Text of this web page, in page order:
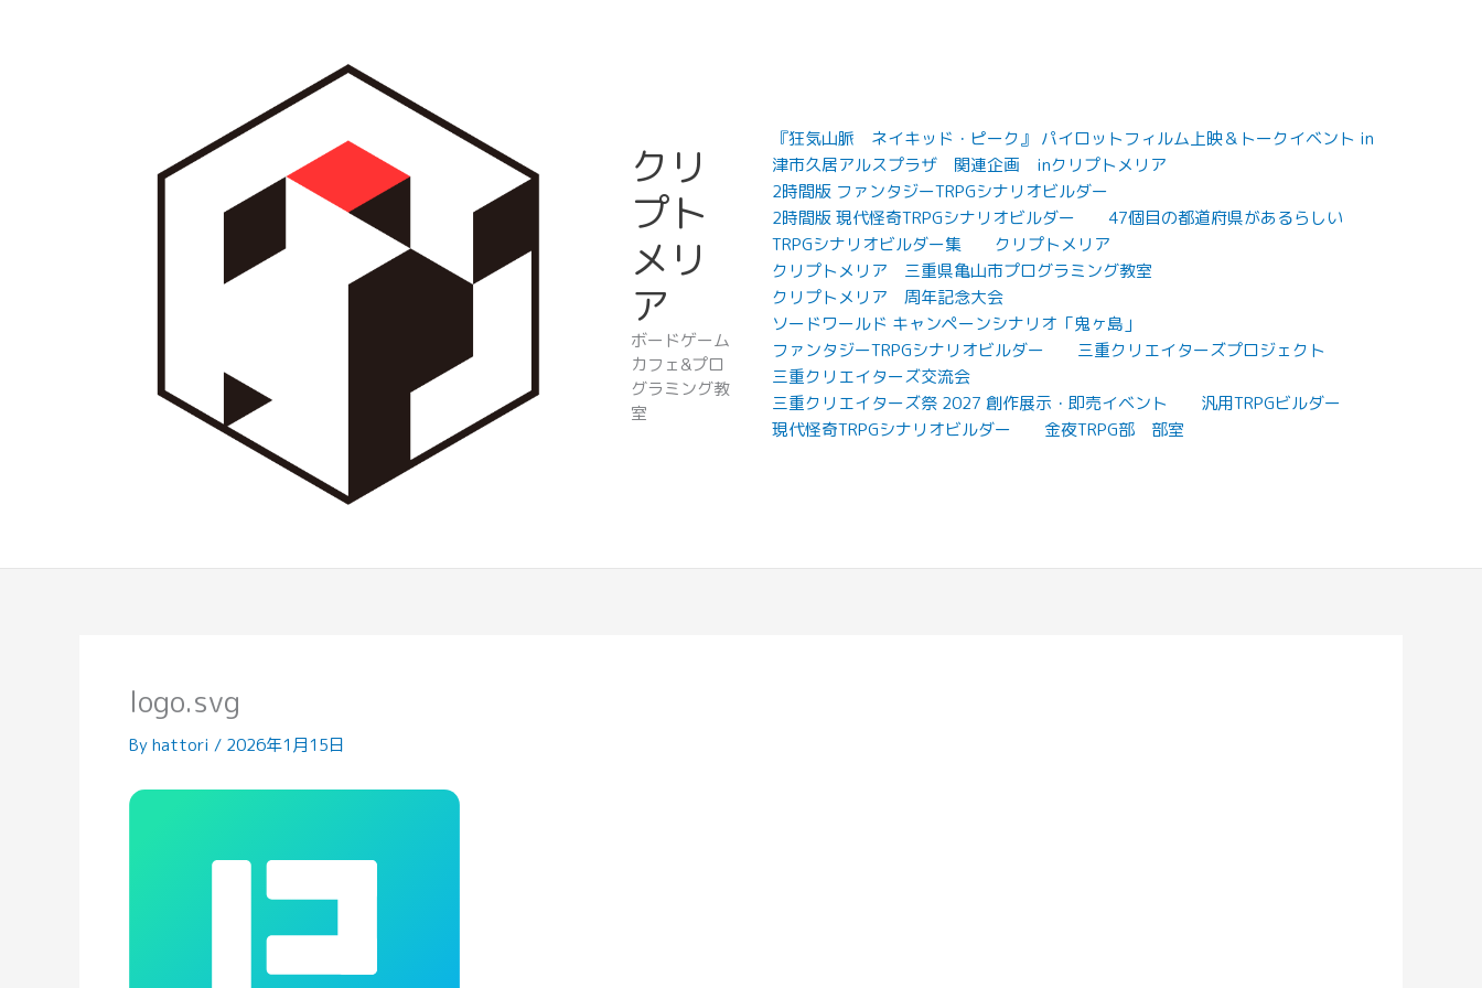
クリ
プト
メリ
ア
ボードゲーム
カフェ&プロ
グラミング教
室
『狂気山脈 ネイキッド・ピーク』 パイロットフィルム上映＆トークイベント in
津市久居アルスプラザ 関連企画 inクリプトメリア
2時間版 ファンタジーTRPGシナリオビルダー
2時間版 現代怪奇TRPGシナリオビルダー
47個目の都道府県があるらしい
TRPGシナリオビルダー集
クリプトメリア
クリプトメリア 三重県亀山市プログラミング教室
クリプトメリア 周年記念大会
ソードワールド キャンペーンシナリオ「鬼ヶ島」
ファンタジーTRPGシナリオビルダー
三重クリエイターズプロジェクト
三重クリエイターズ交流会
三重クリエイターズ祭 2027 創作展示・即売イベント
汎用TRPGビルダー
現代怪奇TRPGシナリオビルダー
金夜TRPG部 部室
logo.svg
Byhattori / 2026年1月15日